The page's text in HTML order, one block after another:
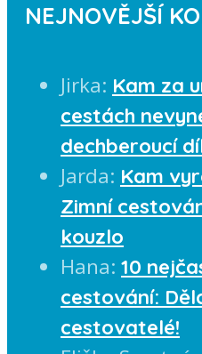
NEJNOVĚJŠÍ
Jirka: Kam za
cestách
dechberoucí
Jarda: Kam
Zimní
kouzlo
Hana: 10
cestování:
cestovatelé!